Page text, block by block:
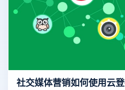
社交媒体营销如何使用云登